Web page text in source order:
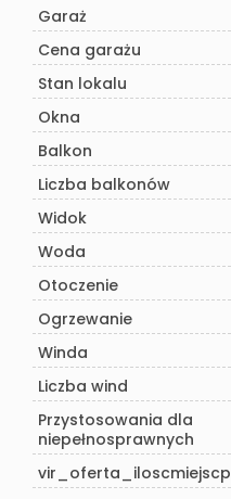
Garaż
Cena garażu
Stan lokalu
Okna
Balkon
Liczba balkonów
Widok
Woda
Otoczenie
Ogrzewanie
Winda
Liczba wind
Przystosowania dla
niepełnosprawnych